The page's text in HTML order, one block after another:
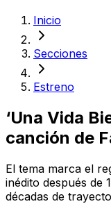
Inicio
Secciones
Estreno
‘Una Vida
canción de
El tema marca el
inédito después de
décadas de